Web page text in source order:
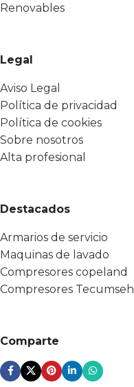
Renovables
Legal
Aviso Legal
Política de privacidad
Política de cookies
Sobre nosotros
Alta profesional
Destacados
Armarios de servicio
Maquinas de lavado
Compresores copeland
Compresores Tecumseh
Comparte